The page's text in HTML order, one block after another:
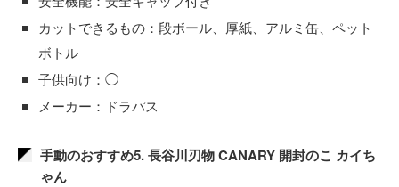
カットできるもの：段ボール、厚紙、アルミ缶、ペット
ボトル
子供向け：◯
メーカー：ドラパス
手動のおすすめ5. 長谷川刃物 CANARY 開封のこ カイち
ゃん